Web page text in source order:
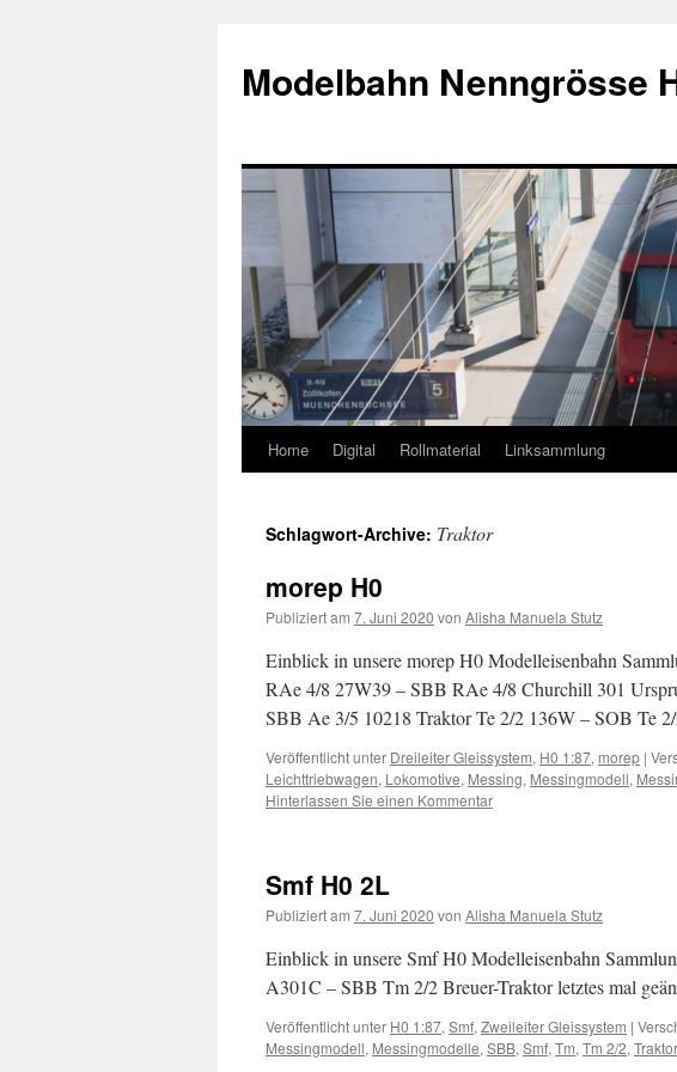
Modelbahn Nenngrösse
Springe
Inhalt
Home Digital Rollmaterial Linksammlung
Schlagwort-Archive: Traktor
morep H0
Publiziert am 7. Juni 2020 von Alisha Manuela Stutz
Einblick in unsere morep H0 Modelleisenbahn
RAe 4/8 27W39 – SBB RAe 4/8 Churchill 301
SBB Ae 3/5 10218 Traktor Te 2/2 136W – SOB Te
Veröffentlicht unter Dreileiter Gleissystem, H0 1:87, morep |
Leichttriebwagen, Lokomotive, Messing, Messingmodell,
Hinterlassen Sie einen Kommentar
Smf H0 2L
Publiziert am 7. Juni 2020 von Alisha Manuela Stutz
Einblick in unsere Smf H0 Modelleisenbahn
A301C – SBB Tm 2/2 Breuer-Traktor letztes mal
Veröffentlicht unter H0 1:87, Smf, Zweileiter Gleissystem |
Messingmodell, Messingmodelle, SBB, Smf, Tm, Tm 2/2, Traktor